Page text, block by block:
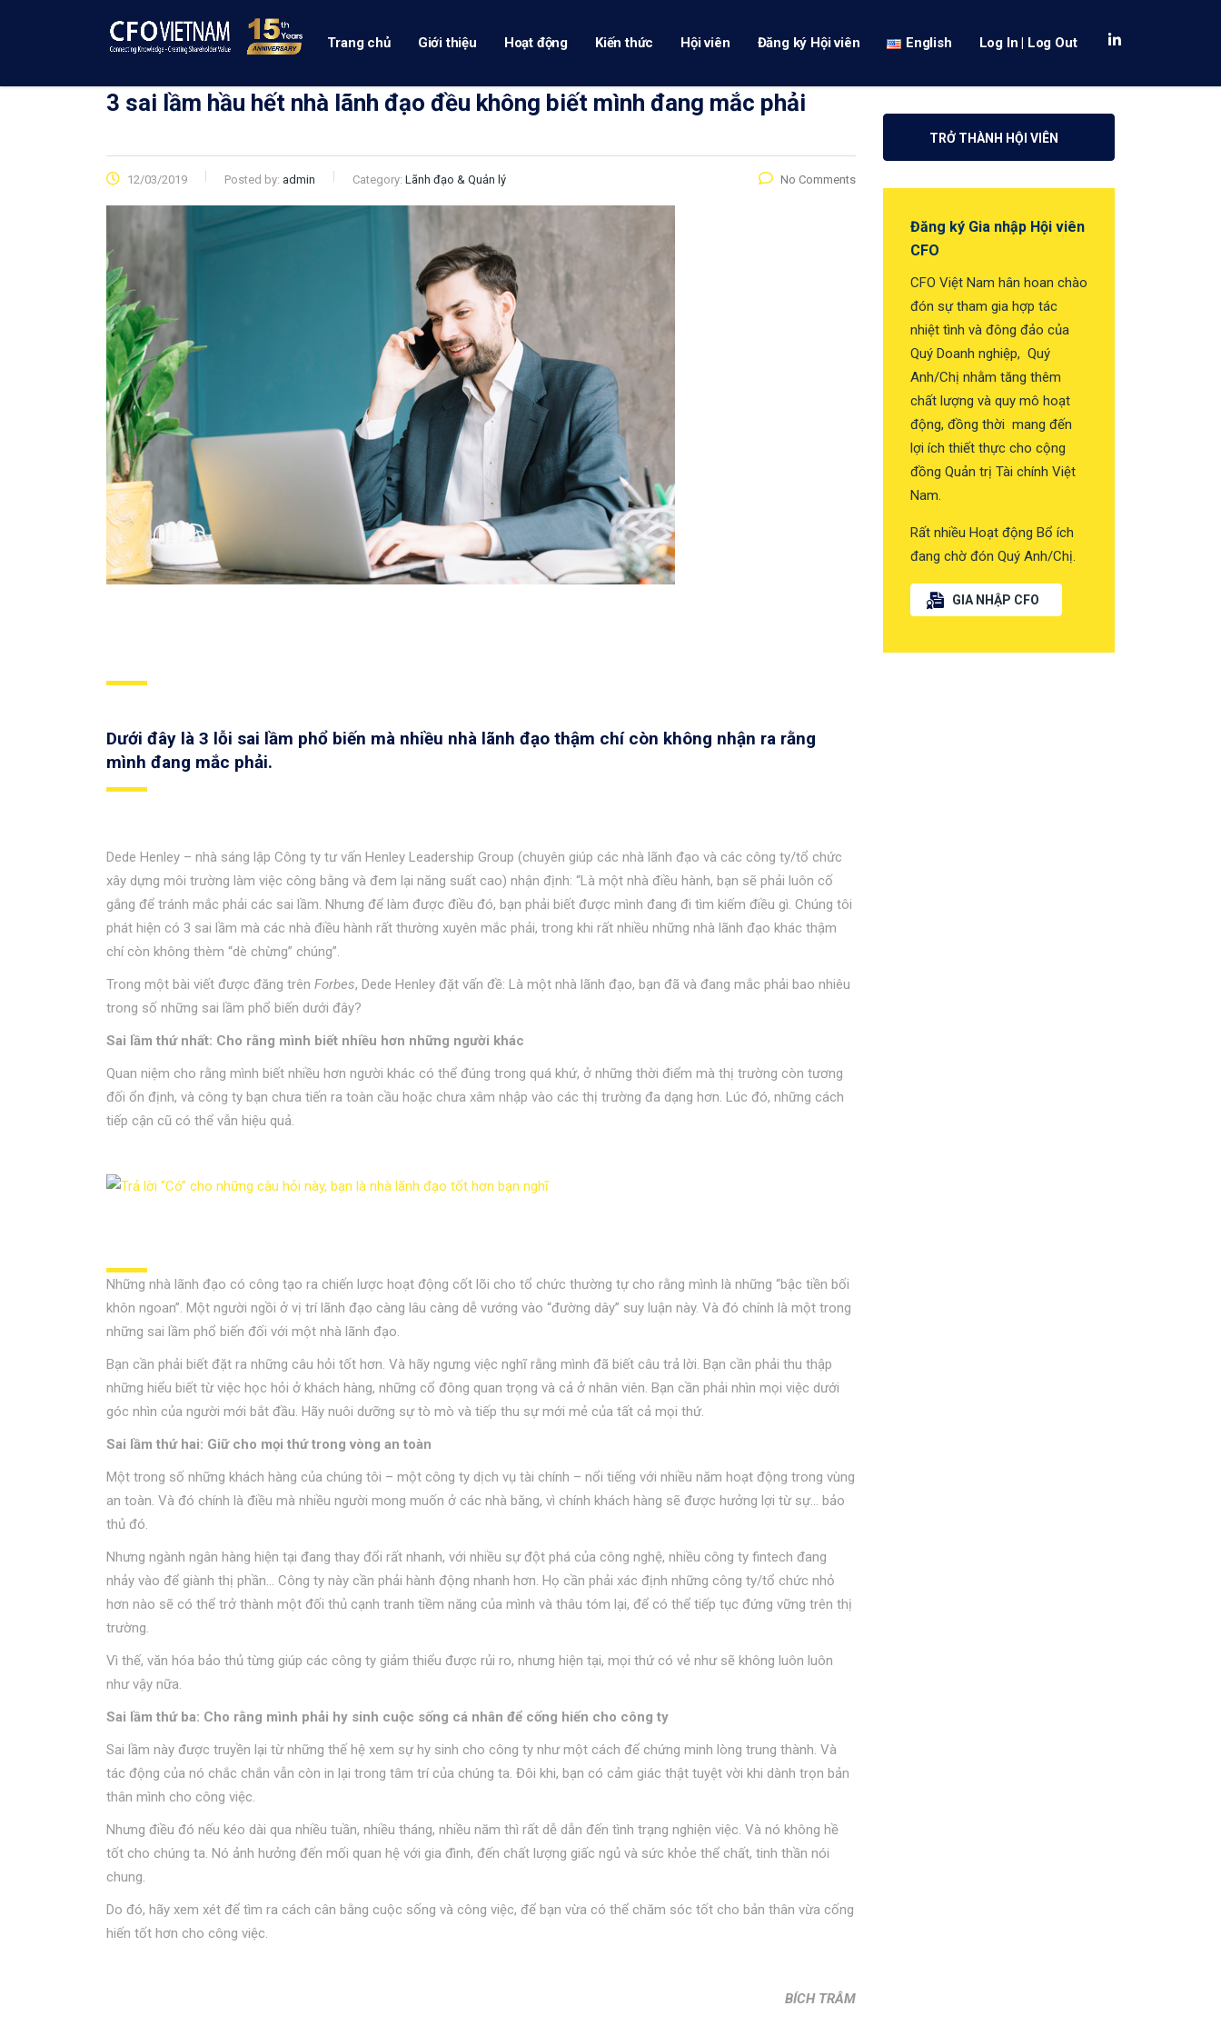
Trang chủ Giới thiệu Hoạt động Kiến thức Hội viên Đăng ký Hội viên English Log In | Log Out
3 sai lầm hầu hết nhà lãnh đạo đều không biết mình đang mắc phải
12/03/2019 Posted by: admin Category: Lãnh đạo & Quản lý No Comments
Dưới đây là 3 lỗi sai lầm phổ biến mà nhiều nhà lãnh đạo thậm chí còn không nhận ra rằng
mình đang mắc phải.
Dede Henley – nhà sáng lập Công ty tư vấn Henley Leadership Group (chuyên giúp các nhà lãnh đạo và các công ty/tổ chức
xây dựng môi trường làm việc công bằng và đem lại năng suất cao) nhận định: “Là một nhà điều hành, bạn sẽ phải luôn cố
gắng để tránh mắc phải các sai lầm. Nhưng để làm được điều đó, bạn phải biết được mình đang đi tìm kiếm điều gì. Chúng tôi
phát hiện có 3 sai lầm mà các nhà điều hành rất thường xuyên mắc phải, trong khi rất nhiều những nhà lãnh đạo khác thậm
chí còn không thèm “dè chừng” chúng”.
Trong một bài viết được đăng trên Forbes, Dede Henley đặt vấn đề: Là một nhà lãnh đạo, bạn đã và đang mắc phải bao nhiêu
trong số những sai lầm phổ biến dưới đây?
Sai lầm thứ nhất: Cho rằng mình biết nhiều hơn những người khác
Quan niệm cho rằng mình biết nhiều hơn người khác có thể đúng trong quá khứ, ở những thời điểm mà thị trường còn tương
đối ổn định, và công ty bạn chưa tiến ra toàn cầu hoặc chưa xâm nhập vào các thị trường đa dạng hơn. Lúc đó, những cách
tiếp cận cũ có thể vẫn hiệu quả.
Những nhà lãnh đạo có công tạo ra chiến lược hoạt động cốt lõi cho tổ chức thường tự cho rằng mình là những “bậc tiền bối
khôn ngoan”. Một người ngồi ở vị trí lãnh đạo càng lâu càng dễ vướng vào “đường dây” suy luận này. Và đó chính là một trong
những sai lầm phổ biến đối với một nhà lãnh đạo.
Bạn cần phải biết đặt ra những câu hỏi tốt hơn. Và hãy ngưng việc nghĩ rằng mình đã biết câu trả lời. Bạn cần phải thu thập
những hiểu biết từ việc học hỏi ở khách hàng, những cổ đông quan trọng và cả ở nhân viên. Bạn cần phải nhìn mọi việc dưới
góc nhìn của người mới bắt đầu. Hãy nuôi dưỡng sự tò mò và tiếp thu sự mới mẻ của tất cả mọi thứ.
Sai lầm thứ hai: Giữ cho mọi thứ trong vòng an toàn
Một trong số những khách hàng của chúng tôi – một công ty dịch vụ tài chính – nổi tiếng với nhiều năm hoạt động trong vùng
an toàn. Và đó chính là điều mà nhiều người mong muốn ở các nhà băng, vì chính khách hàng sẽ được hưởng lợi từ sự… bảo
thủ đó.
Nhưng ngành ngân hàng hiện tại đang thay đổi rất nhanh, với nhiều sự đột phá của công nghệ, nhiều công ty fintech đang
nhảy vào để giành thị phần… Công ty này cần phải hành động nhanh hơn. Họ cần phải xác định những công ty/tổ chức nhỏ
hơn nào sẽ có thể trở thành một đối thủ cạnh tranh tiềm năng của mình và thâu tóm lại, để có thể tiếp tục đứng vững trên thị
trường.
Vì thế, văn hóa bảo thủ từng giúp các công ty giảm thiểu được rủi ro, nhưng hiện tại, mọi thứ có vẻ như sẽ không luôn luôn
như vậy nữa.
Sai lầm thứ ba: Cho rằng mình phải hy sinh cuộc sống cá nhân để cống hiến cho công ty
Sai lầm này được truyền lại từ những thế hệ xem sự hy sinh cho công ty như một cách để chứng minh lòng trung thành. Và
tác động của nó chắc chắn vẫn còn in lại trong tâm trí của chúng ta. Đôi khi, bạn có cảm giác thật tuyệt vời khi dành trọn bản
thân mình cho công việc.
Nhưng điều đó nếu kéo dài qua nhiều tuần, nhiều tháng, nhiều năm thì rất dễ dẫn đến tình trạng nghiện việc. Và nó không hề
tốt cho chúng ta. Nó ảnh hưởng đến mối quan hệ với gia đình, đến chất lượng giấc ngủ và sức khỏe thể chất, tinh thần nói
chung.
Do đó, hãy xem xét để tìm ra cách cân bằng cuộc sống và công việc, để bạn vừa có thể chăm sóc tốt cho bản thân vừa cống
hiến tốt hơn cho công việc.
BÍCH TRÂM
TRỞ THÀNH HỘI VIÊN
Đăng ký Gia nhập Hội viên
CFO
CFO Việt Nam hân hoan chào
đón sự tham gia hợp tác
nhiệt tình và đông đảo của
Quý Doanh nghiệp, Quý
Anh/Chị nhằm tăng thêm
chất lượng và quy mô hoạt
động, đồng thời mang đến
lợi ích thiết thực cho cộng
đồng Quản trị Tài chính Việt
Nam.
Rất nhiều Hoạt động Bổ ích
đang chờ đón Quý Anh/Chị.
GIA NHẬP CFO